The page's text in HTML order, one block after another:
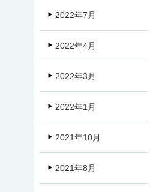
2022年7月
2022年4月
2022年3月
2022年1月
2021年10月
2021年8月